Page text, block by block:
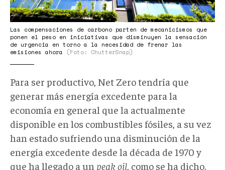
Las compensaciones de carbono parten de mecanicismos que
ponen el peso en iniciativas que disminuyen la sensación
de urgencia en torno a la necesidad de frenar las
emisiones ahora
(Foto: ChutterSnap)
Para ser productivo, Net Zero tendría que
generar más energía excedente para la
economía en general que la actualmente
disponible en los combustibles fósiles, a su vez
han estado sufriendo una disminución de la
energía excedente desde la década de 1970 y
que ha llegado a un peak oil , como se ha dicho.